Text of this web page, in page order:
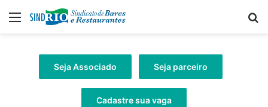
Menu
Seja Associado Seja parceiro
Cadastre sua vaga